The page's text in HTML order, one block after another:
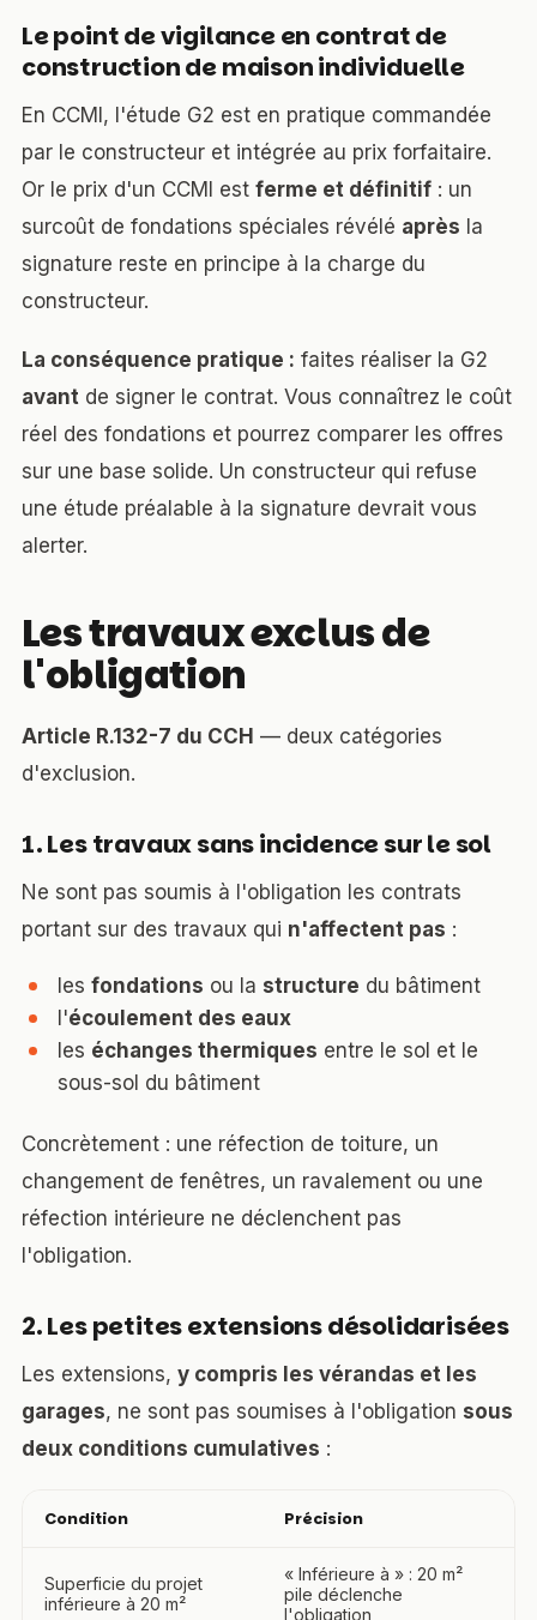
Le point de vigilance en contrat de
construction de maison individuelle
En CCMI, l'étude G2 est en pratique commandée
par le constructeur et intégrée au prix forfaitaire.
Or le prix d'un CCMI est ferme et définitif : un
surcoût de fondations spéciales révélé après la
signature reste en principe à la charge du
constructeur.
La conséquence pratique : faites réaliser la G2
avant de signer le contrat. Vous connaîtrez le coût
réel des fondations et pourrez comparer les offres
sur une base solide. Un constructeur qui refuse
une étude préalable à la signature devrait vous
alerter.
Les travaux exclus de
l'obligation
Article R.132-7 du CCH — deux catégories
d'exclusion.
1. Les travaux sans incidence sur le sol
Ne sont pas soumis à l'obligation les contrats
portant sur des travaux qui n'affectent pas :
les fondations ou la structure du bâtiment
l'écoulement des eaux
les échanges thermiques entre le sol et le
sous-sol du bâtiment
Concrètement : une réfection de toiture, un
changement de fenêtres, un ravalement ou une
réfection intérieure ne déclenchent pas
l'obligation.
2. Les petites extensions désolidarisées
Les extensions, y compris les vérandas et les
garages, ne sont pas soumises à l'obligation sous
deux conditions cumulatives :
Condition Précision
Superficie du projet
inférieure à 20 m²
« Inférieure à » : 20 m²
pile déclenche
l'obligation